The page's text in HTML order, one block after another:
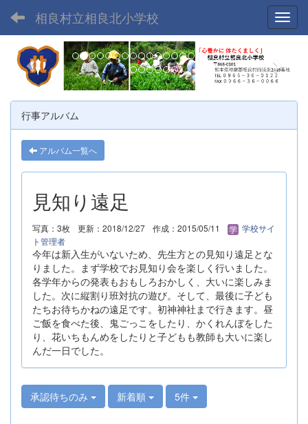
相良村立相良北小学校
p
r
e
v
i
o
u
e
x
t
行事アルバム
アルバム一覧へ
見知り遠足
写真：3枚 更新：2018/12/27 作成：2015/05/11
学校サイ
ト管理者
今年は新入生がいないため、先生方との見知り遠足とな
りました。まず学校でお見知り会を楽しく行いました。
各学年からの発表もおもしろおかしく、大いに楽しみま
した。次に縦割り班対抗の遊び。そして、最後に子ども
たちお待ちかねの遠足です。初神神社まで行きます。昼
ご飯を食べた後、鬼ごっこをしたり、かくれんぼをした
り、花いちもんめをしたりと子どもも教師も大いに楽し
んだ一日でした。
承認待ちのみ 新着順 5件